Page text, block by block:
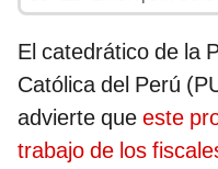
El catedrático de la
Católica del Perú
advierte que este
trabajo de los